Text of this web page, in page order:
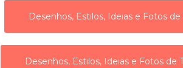
Desenhos, Estilos, Ideias e Fotos
Desenhos, Estilos, Ideias e Fotos de